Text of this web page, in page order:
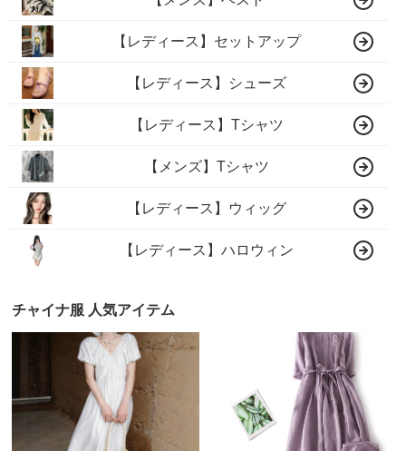
【レディース】セットアップ
【レディース】シューズ
【レディース】Tシャツ
【メンズ】Tシャツ
【レディース】ウィッグ
【レディース】ハロウィン
チャイナ服 人気アイテム